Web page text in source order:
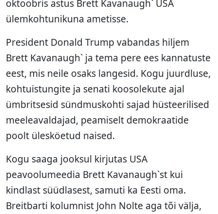
oktoobris astus Brett Kavanaugh` USA
ülemkohtunikuna ametisse.
President Donald Trump vabandas hiljem
Brett Kavanaugh` ja tema pere ees kannatuste
eest, mis neile osaks langesid. Kogu juurdluse,
kohtuistungite ja senati koosolekute ajal
ümbritsesid sündmuskohti sajad hüsteerilised
meeleavaldajad, peamiselt demokraatide
poolt ülesköetud naised.
Kogu saaga jooksul kirjutas USA
peavoolumeedia Brett Kavanaugh`st kui
kindlast süüdlasest, samuti ka Eesti oma.
Breitbarti kolumnist John Nolte aga tõi välja,